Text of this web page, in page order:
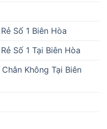
Số 1 Biên Hòa
Số 1 Tại Biên Hòa
Không Tại Biên